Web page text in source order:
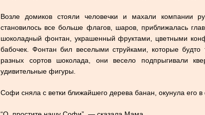
Возле домиков стояли человечки и махали компании
становилось все больше флагов, шаров, приближалась
шоколадный фонтан, украшенный фруктами, цветными
бабочек. Фонтан бил веселыми струйками, которые
разных сортов шоколада, они весело подпрыгивали
удивительные фигуры.
Софи сняла с ветки ближайшего дерева банан, окунула его в